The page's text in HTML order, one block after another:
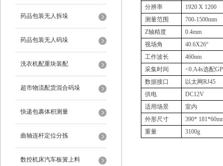
药品包装无人拆垛
药品包装无人码垛
洗衣机配重块装配
超市物流配货混合码垛
快递包裹体积测量
曲轴连杆定位分拣
数控机床汽车板簧上料
分辨率
1920 X 1200
测量范围
700-1500mm
Z轴精度
0.4mm
视场角
40.6X26°
工作波长
460nm
采集时间
<0.A4s选配
数据接口
以太网RJ45
供电
DC12V
适用场景
室内
外形尺寸
390*
重量
3100g